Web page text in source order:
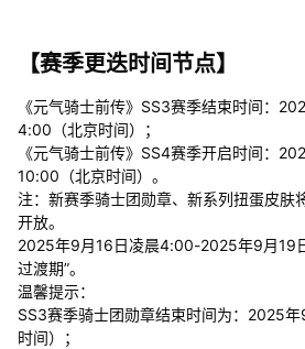
【赛季更迭时间节点】
《元气骑士前传》SS3赛季结束时间：
4:00（北京时间）；
《元气骑士前传》SS4赛季开启时间：
10:00（北京时间）。
注：新赛季骑士团勋章、新系列扭蛋皮肤
开放。
2025年9月16日凌晨4:00-2025年9月19
过渡期”。
温馨提示：
SS3赛季骑士团勋章结束时间为：2025
时间）；